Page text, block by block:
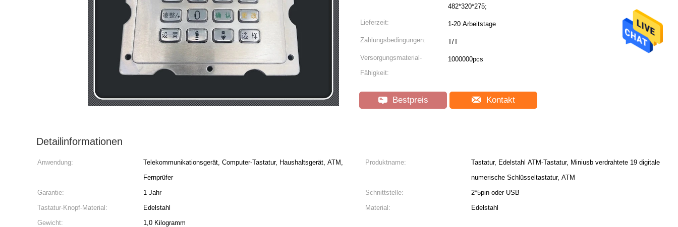
482*320*275;
Lieferzeit: 1-20 Arbeitstage
Zahlungsbedingungen: T/T
Versorgungsmaterial-
Fähigkeit:
1000000pcs
Bestpreis Kontakt
Detailinformationen
Anwendung:
Telekommunikationsgerät, Computer-Tastatur, Haushaltsgerät, ATM,
Fernprüfer
Produktname:
Tastatur, Edelstahl ATM-Tastatur, Miniusb verdrahtete 19 digitale
numerische Schlüsseltastatur, ATM
Garantie:
1 Jahr Schnittstelle:
2*5pin oder USB
Tastatur-Knopf-Material:
Edelstahl Material:
Edelstahl
Gewicht:
1,0 Kilogramm